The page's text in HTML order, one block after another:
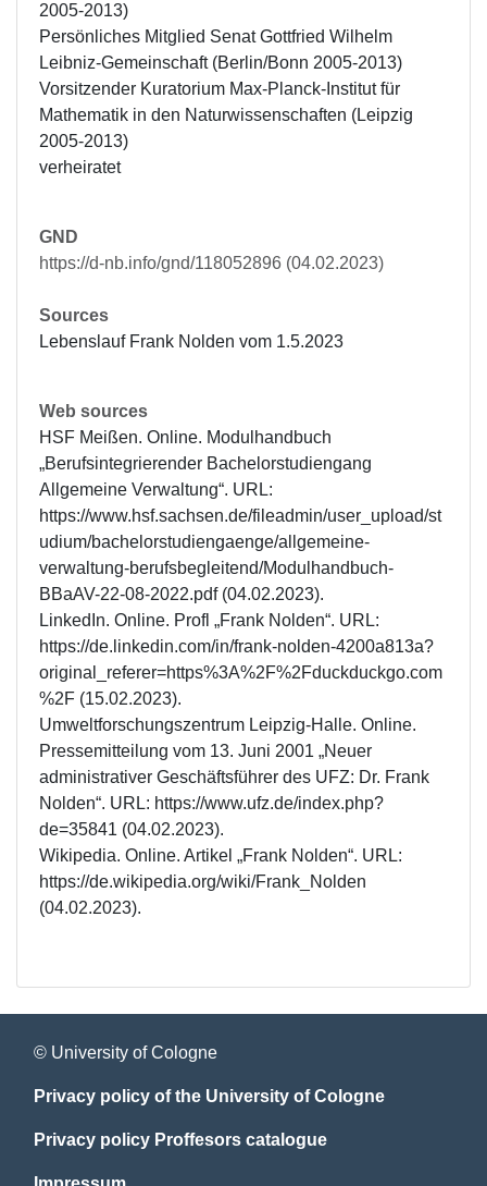
2005-2013)
Persönliches Mitglied Senat Gottfried Wilhelm
Leibniz-Gemeinschaft (Berlin/Bonn 2005-2013)
Vorsitzender Kuratorium Max-Planck-Institut für
Mathematik in den Naturwissenschaften (Leipzig
2005-2013)
verheiratet
GND
https://d-nb.info/gnd/118052896 (04.02.2023)
Sources
Lebenslauf Frank Nolden vom 1.5.2023
Web sources
HSF Meißen. Online. Modulhandbuch
„Berufsintegrierender Bachelorstudiengang
Allgemeine Verwaltung“. URL:
https://www.hsf.sachsen.de/fileadmin/user_upload/st
udium/bachelorstudiengaenge/allgemeine-
verwaltung-berufsbegleitend/Modulhandbuch-
BBaAV-22-08-2022.pdf (04.02.2023).
LinkedIn. Online. Profl „Frank Nolden“. URL:
https://de.linkedin.com/in/frank-nolden-4200a813a?
original_referer=https%3A%2F%2Fduckduckgo.com
%2F (15.02.2023).
Umweltforschungszentrum Leipzig-Halle. Online.
Pressemitteilung vom 13. Juni 2001 „Neuer
administrativer Geschäftsführer des UFZ: Dr. Frank
Nolden“. URL: https://www.ufz.de/index.php?
de=35841 (04.02.2023).
Wikipedia. Online. Artikel „Frank Nolden“. URL:
https://de.wikipedia.org/wiki/Frank_Nolden
(04.02.2023).
© University of Cologne
Privacy policy of the University of Cologne
Privacy policy Proffesors catalogue